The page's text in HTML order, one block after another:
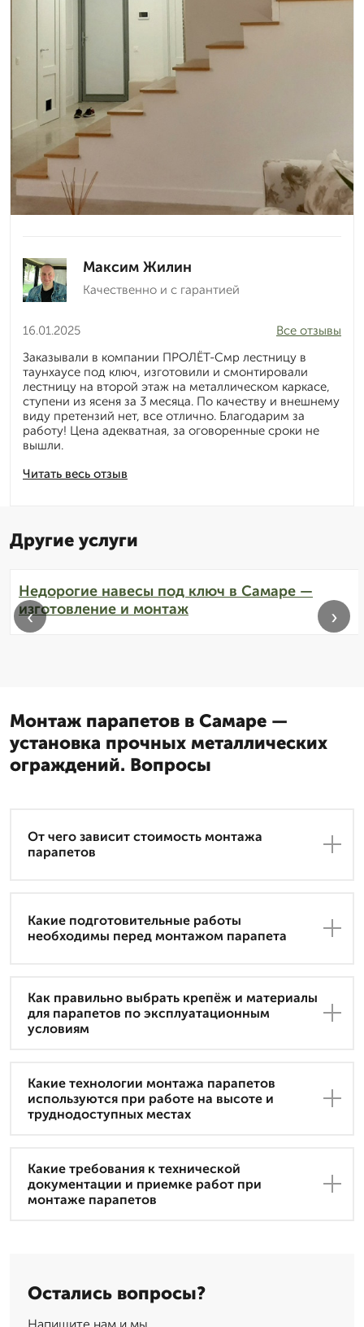
Максим Жилин
Качественно и с гарантией
16.01.2025
Читать весь отзыв
Все отзывы
Заказывали в компании ПРОЛЁТ-Смр лестницу в
таунхаусе под ключ, изготовили и смонтировали
лестницу на второй этаж на металлическом каркасе,
ступени из ясеня за 3 месяца. По качеству и внешнему
виду претензий нет, все отлично. Благодарим за
работу! Цена адекватная, за оговоренные сроки не
вышли.
Другие услуги
Недорогие навесы под ключ в Самаре —
изготовление и монтаж
‹ ›
Монтаж парапетов в Самаре —
установка прочных металлических
ограждений. Вопросы
От чего зависит стоимость монтажа
парапетов
Какие подготовительные работы
необходимы перед монтажом парапета
Как правильно выбрать крепёж и материалы
для парапетов по эксплуатационным
условиям
Какие технологии монтажа парапетов
используются при работе на высоте и
труднодоступных местах
Какие требования к технической
документации и приемке работ при
монтаже парапетов
Остались вопросы?
Напишите нам и мы